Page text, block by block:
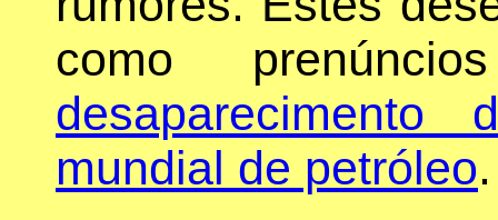
como
mundial de petróleo.